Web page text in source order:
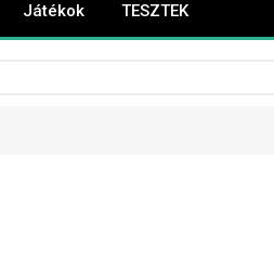
Játékok TESZTEK